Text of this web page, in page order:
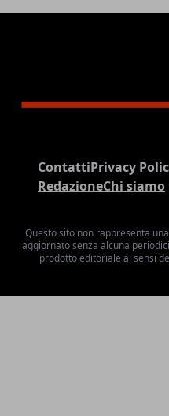
ContattiPrivacy
RedazioneChi siamo
Questo sito non rappresenta
aggiornato senza alcuna
prodotto editoriale ai sensi